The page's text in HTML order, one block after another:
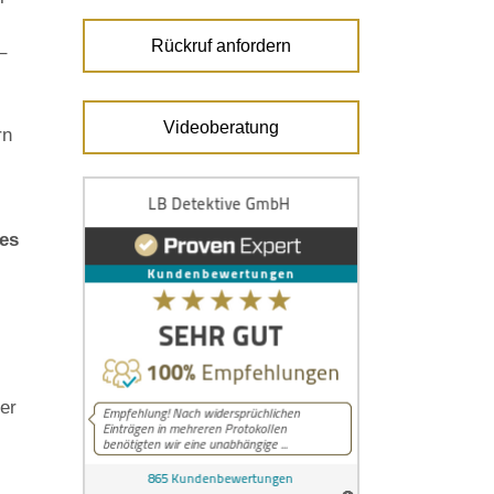
Rückruf anfordern
Videoberatung